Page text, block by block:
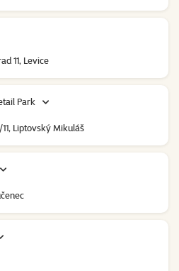
11, Levice
Park
Liptovský Mikuláš